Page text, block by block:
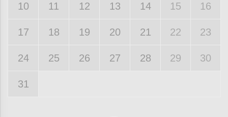
10 11 12 13 14 15 16
17 18 19 20 21 22 23
24 25 26 27 28 29 30
31